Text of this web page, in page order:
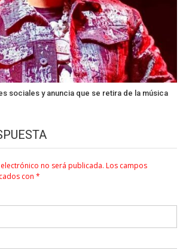
sociales y anuncia que se retira de la música
no será publicada. Los campos
con *